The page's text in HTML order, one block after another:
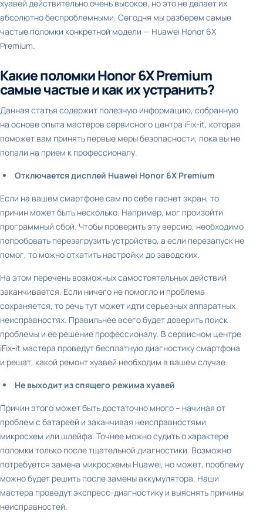
хуавей действительно очень высокое, но это не делает их
абсолютно беспроблемными. Сегодня мы разберем самые
частые поломки конкретной модели — Huawei Honor 6X
Premium.
Какие поломки Honor 6X Premium
самые частые и как их устранить?
Данная статья содержит полезную информацию, собранную
на основе опыта мастеров сервисного центра iFix-it, которая
поможет вам принять первые меры безопасности, пока вы не
попали на прием к профессионалу.
Отключается дисплей Huawei Honor 6X Premium
Если на вашем смартфоне сам по себе гаснет экран, то
причин может быть несколько. Например, мог произойти
программный сбой. Чтобы проверить эту версию, необходимо
попробовать перезагрузить устройство, а если перезапуск не
помог, то можно откатить настройки до заводских.
На этом перечень возможных самостоятельных действий
заканчивается. Если ничего не помогло и проблема
сохраняется, то речь тут может идти серьезных аппаратных
неисправностях. Правильнее всего будет доверить поиск
проблемы и ее решение профессионалу. В сервисном центре
iFix-it мастера проведут бесплатную диагностику смартфона
и решат, какой ремонт хуавей необходим в вашем случае.
Не выходит из спящего режима хуавей
Причин этого может быть достаточно много – начиная от
проблем с батареей и заканчивая неисправностями
микросхем или шлейфа. Точнее можно судить о характере
поломки только после тщательной диагностики. Возможно
потребуется замена микросхемы Huawei, но может, проблему
можно будет решить после замены аккумулятора. Наши
мастера проведут экспресс-диагностику и выяснять причины
неисправностей.